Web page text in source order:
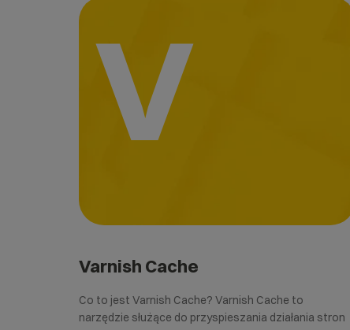
V
Varnish Cache
Co to jest Varnish Cache? Varnish Cache to
narzędzie służące do przyspieszania działania stron